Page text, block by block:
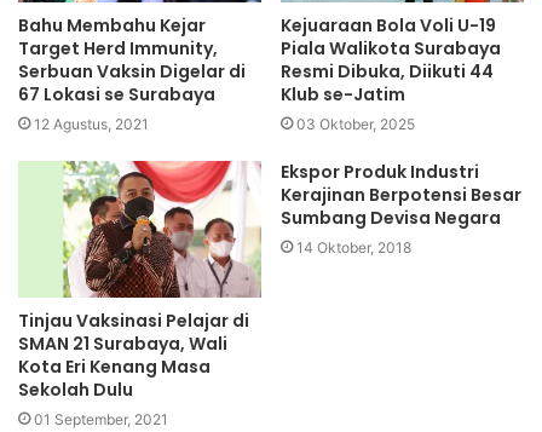
Bahu Membahu Kejar
Target Herd Immunity,
Serbuan Vaksin Digelar di
67 Lokasi se Surabaya
12 Agustus, 2021
Kejuaraan Bola Voli U-19
Piala Walikota Surabaya
Resmi Dibuka, Diikuti 44
Klub se-Jatim
03 Oktober, 2025
Tinjau Vaksinasi Pelajar di
SMAN 21 Surabaya, Wali
Kota Eri Kenang Masa
Sekolah Dulu
01 September, 2021
Ekspor Produk Industri
Kerajinan Berpotensi Besar
Sumbang Devisa Negara
14 Oktober, 2018